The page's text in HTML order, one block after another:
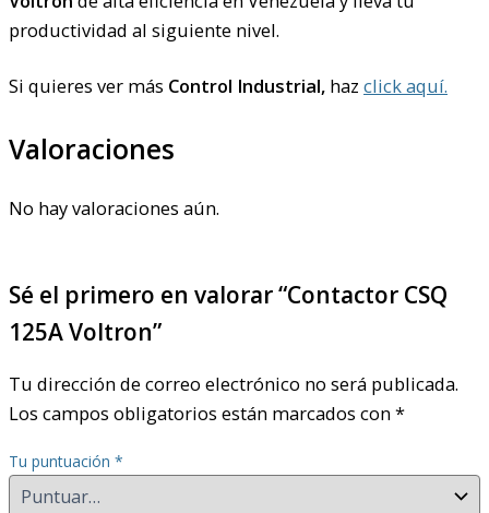
productividad al siguiente nivel.
Si quieres ver más Control Industrial, haz click aquí.
Valoraciones
No hay valoraciones aún.
Sé el primero en valorar “Contactor CSQ
125A Voltron”
Tu dirección de correo electrónico no será publicada.
Los campos obligatorios están marcados con*
Tu puntuación *